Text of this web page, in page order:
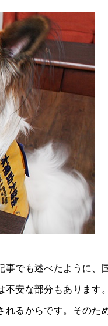
事でも述べたように、
不安な部分もあります
れるからです。そのた